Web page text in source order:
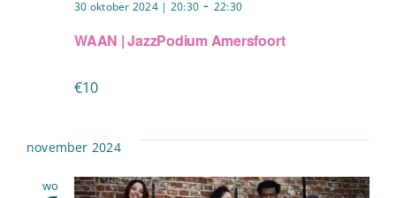
WAAN | JazzPodium Amersfoort
30 oktober 2024 | 20:30 - 22:30
€10
november 2024
wo